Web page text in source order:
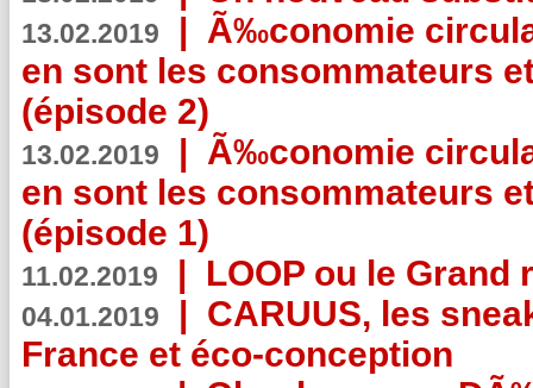
13.02.2019 | Ã‰conomie
en sont les consommateurs
(épisode 2)
13.02.2019 | Ã‰conomie
en sont les consommateurs
(épisode 1)
11.02.2019 | LOOP ou le Grand
04.01.2019 | CARUUS, les
France et éco-conception